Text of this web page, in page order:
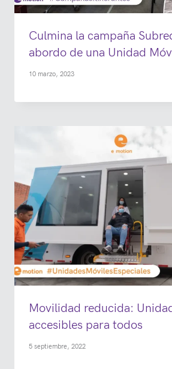
Culmina la campaña
abordo de una Unidad
10 marzo, 2023
Movilidad reducida:
accesibles para todos
5 septiembre, 2022